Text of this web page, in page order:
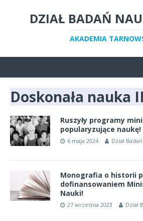
DZIAŁ BADAŃ
AKADEMIA
Doskonała nauka II
Ruszyły programy
popularyzujące naukę!
6 maja 2024 Dział
Monografia o historii
dofinansowaniem
Nauki!
27 września 2023 Dział